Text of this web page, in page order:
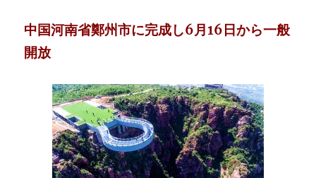
中国河南省鄭州市に完成し6月16日から一般
開放